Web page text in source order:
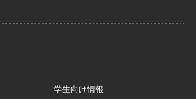
学生向け情報